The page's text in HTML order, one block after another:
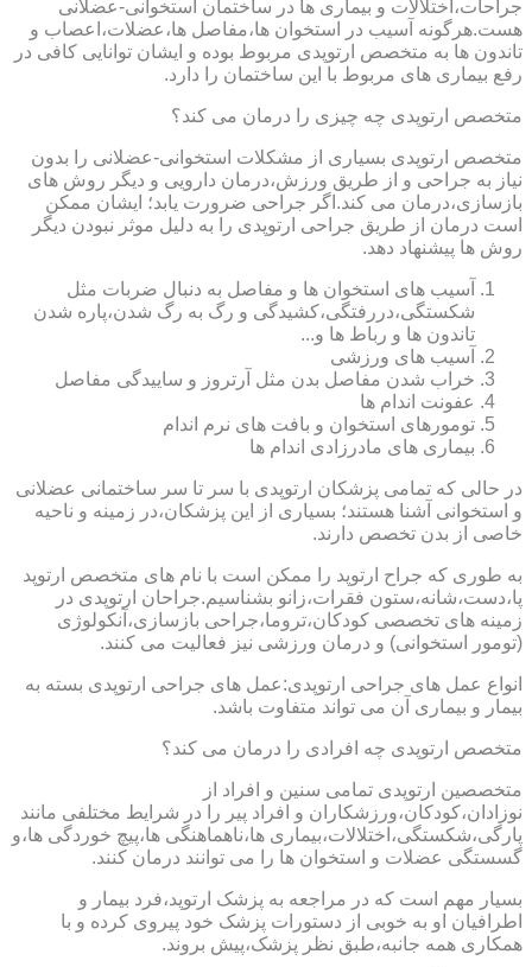
جراحات،اختلالات و بیماری ها در ساختمان استخوانی-عضلانی
هست.هرگونه آسیب در استخوان ها،مفاصل ها،عضلات،اعصاب و
تاندون ها به متخصص ارتوپدی مربوط بوده و ایشان توانایی کافی در
رفع بیماری های مربوط با این ساختمان را دارد.
متخصص ارتوپدی چه چیزی را درمان می کند؟
متخصص ارتوپدی بسیاری از مشکلات استخوانی-عضلانی را بدون
نیاز به جراحی و از طریق ورزش،درمان دارویی و دیگر روش های
بازسازی،درمان می کند.اگر جراحی ضرورت یابد؛ ایشان ممکن
است درمان از طریق جراحی ارتوپدی را به دلیل موثر نبودن دیگر
روش ها پیشنهاد دهد.
آسیب های استخوان ها و مفاصل به دنبال ضربات مثل
شکستگی،دررفتگی،کشیدگی و رگ به رگ شدن،پاره شدن
تاندون ها و رباط ها و...
آسیب های ورزشی
خراب شدن مفاصل بدن مثل آرتروز و ساییدگی مفاصل
عفونت اندام ها
تومورهای استخوان و بافت های نرم اندام
بیماری های مادرزادی اندام ها
در حالی که تمامی پزشکان ارتوپدی با سر تا سر ساختمانی عضلانی
و استخوانی آشنا هستند؛ بسیاری از این پزشکان،در زمینه و ناحیه
خاصی از بدن تخصص دارند.
به طوری که جراح ارتوپد را ممکن است با نام های متخصص ارتوپد
پا،دست،شانه،ستون فقرات،زانو بشناسیم.جراحان ارتوپدی در
زمینه های تخصصی کودکان،تروما،جراحی بازسازی،آنکولوژی
(تومور استخوانی) و درمان ورزشی نیز فعالیت می کنند.
انواع عمل های جراحی ارتوپدی:عمل های جراحی ارتوپدی بسته به
بیمار و بیماری آن می تواند متفاوت باشد.
متخصص ارتوپدی چه افرادی را درمان می کند؟
متخصصین ارتوپدی تمامی سنین و افراد از
نوزادان،کودکان،ورزشکاران و افراد پیر را در شرایط مختلفی مانند
پارگی،شکستگی،اختلالات،بیماری ها،ناهماهنگی ها،پیچ خوردگی ها،و
گسستگی عضلات و استخوان ها را می توانند درمان کنند.
بسیار مهم است که در مراجعه به پزشک ارتوپد،فرد بیمار و
اطرافیان او به خوبی از دستورات پزشک خود پیروی کرده و با
همکاری همه جانبه،طبق نظر پزشک،پیش بروند.